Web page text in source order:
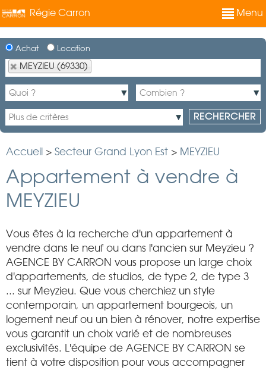
Régie Carron Menu
Achat Location
MEYZIEU (69330)
Accueil > Secteur Grand Lyon Est > MEYZIEU
Appartement à vendre à
MEYZIEU
Vous êtes à la recherche d'un appartement à
vendre dans le neuf ou dans l'ancien sur Meyzieu ?
AGENCE BY CARRON vous propose un large choix
d'appartements, de studios, de type 2, de type 3
... sur Meyzieu. Que vous cherchiez un style
contemporain, un appartement bourgeois, un
logement neuf ou un bien à rénover, notre expertise
vous garantit un choix varié et de nombreuses
exclusivités. L'équipe de AGENCE BY CARRON se
tient à votre disposition pour vous accompagner